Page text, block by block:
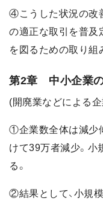
④こうした状況の改
の適正な取引を普及
を図るための取り組
第2章 中小企業
(開廃業などによる
①企業数全体は減少
けて39万者減少。小
る。
②結果として、小規